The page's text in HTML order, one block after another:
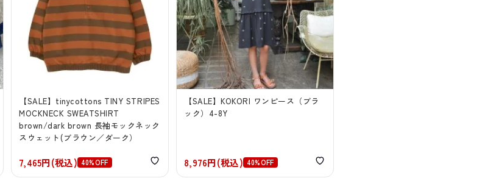
【SALE】tinycottons TINY STRIPES
MOCKNECK SWEATSHIRT
brown/dark brown 長袖モックネック
スウェット(ブラウン／ダーク）
7,465円(税込) 40%OFF
【SALE】KOKORI ワンピース（ブラ
ック）4-8Y
8,976円(税込) 40%OFF